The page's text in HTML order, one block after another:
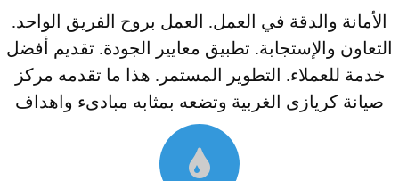
الأمانة والدقة في العمل. العمل بروح الفريق الواحد.
التعاون والإستجابة. تطبيق معايير الجودة. تقديم أفضل
خدمة للعملاء. التطوير المستمر. هذا ما تقدمه مركز
صيانة كريازى الغربية وتضعه بمثابه مبادىء واهداف